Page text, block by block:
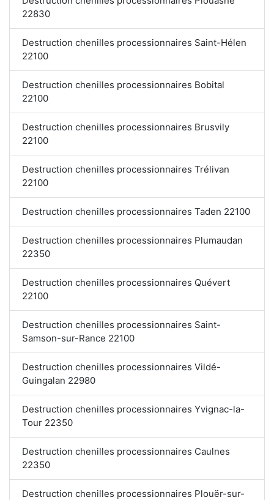
22830
Destruction chenilles processionnaires Saint-Hélen
22100
Destruction chenilles processionnaires Bobital
22100
Destruction chenilles processionnaires Brusvily
22100
Destruction chenilles processionnaires Trélivan
22100
Destruction chenilles processionnaires Taden 22100
Destruction chenilles processionnaires Plumaudan
22350
Destruction chenilles processionnaires Quévert
22100
Destruction chenilles processionnaires Saint-
Samson-sur-Rance 22100
Destruction chenilles processionnaires Vildé-
Guingalan 22980
Destruction chenilles processionnaires Yvignac-la-
Tour 22350
Destruction chenilles processionnaires Caulnes
22350
Destruction chenilles processionnaires Plouër-sur-